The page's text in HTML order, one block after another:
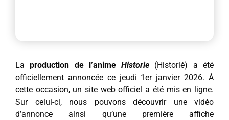
Laproduction de l’animeHistorie (Historié) a été
officiellement annoncée ce jeudi 1er janvier 2026. À
cette occasion, un site web officiel a été mis en ligne.
Sur celui-ci, nous pouvons découvrir une vidéo
d’annonce ainsi qu’une première affiche